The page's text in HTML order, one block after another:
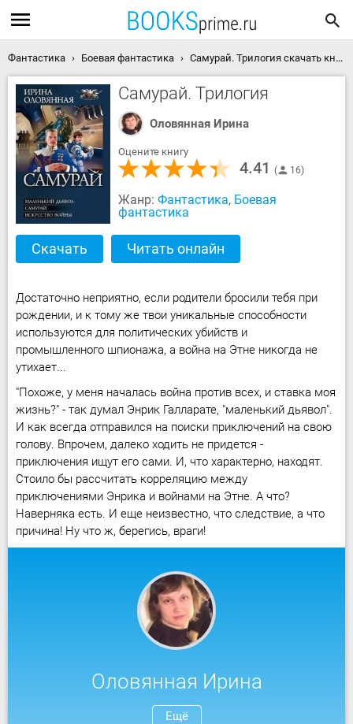
Фантастика Боевая фантастика Самурай. Трилогия скачать книгу
Самурай. Трилогия
Оловянная Ирина
Оцените книгу
4.41 16
Жанр: Фантастика, Боевая
фантастика
Скачать Читать онлайн
Достаточно неприятно, если родители бросили тебя при
рождении, и к тому же твои уникальные способности
используются для политических убийств и
промышленного шпионажа, а война на Этне никогда не
утихает...
"Похоже, у меня началась война против всех, и ставка моя
жизнь?" - так думал Энрик Галларате, "маленький дьявол".
И как всегда отправился на поиски приключений на свою
голову. Впрочем, далеко ходить не придется -
приключения ищут его сами. И, что характерно, находят.
Стоило бы рассчитать корреляцию между
приключениями Энрика и войнами на Этне. А что?
Наверняка есть. И еще неизвестно, что следствие, а что
причина! Ну что ж, берегись, враги!
Оловянная Ирина
Ещё